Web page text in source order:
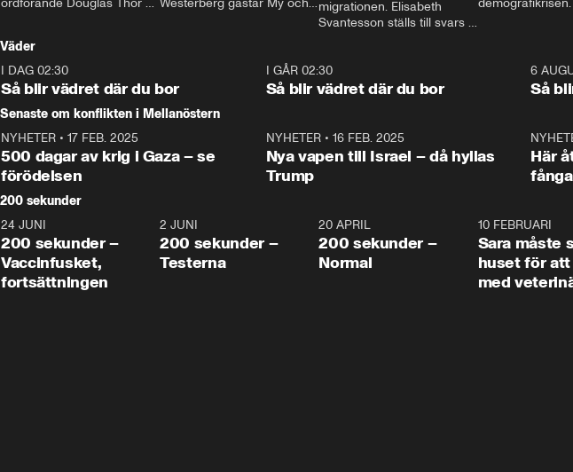
tonårsutvisningarna och hur
Moderaterna ska locka
väljare till valet i höst.
migrationen. Elisabeth
Svantesson ställs till svars
och Makten.
Väder
I DAG 02:30
Så blir vädret där du bor
1:06
I GÅR 02:30
Så blir vädret där du bor
6
Så
Senaste om konflikten i Mellanöstern
NYHETER • 17 FEB. 2025
500 dagar av krig i Gaza – se
förödelsen
NYHETER• 16 FEB. 2025
Nya vapen till Israel – då hyllas
Trump
Här
200 sekunder
5:00
24 JUNI
200 sekunder –
Vaccinfusket,
fortsättningen
4:23
2 JUNI
200 sekunder –
Testerna
20 APRIL
200 sekunder –
Normal
10 FEBRUARI
Sara måste
huset för att
med